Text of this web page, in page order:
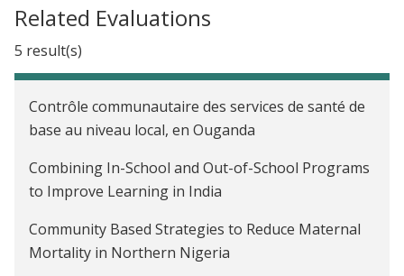
Related Evaluations
5 result(s)
Contrôle communautaire des services de santé de
base au niveau local, en Ouganda
Combining In-School and Out-of-School Programs
to Improve Learning in India
Community Based Strategies to Reduce Maternal
Mortality in Northern Nigeria